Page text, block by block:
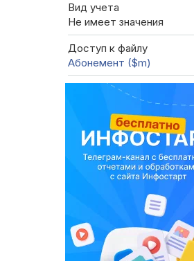
Вид учета
Не имеет значения
Доступ к файлу
Абонемент ($m)